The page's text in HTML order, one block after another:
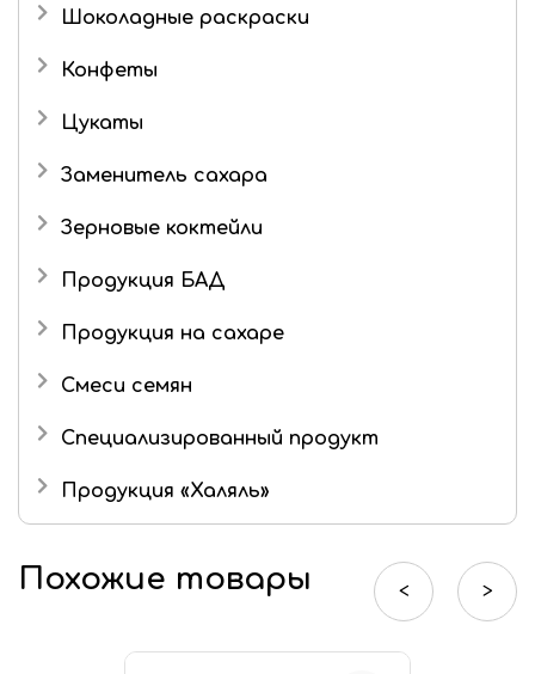
Шоколадные раскраски
Конфеты
Подарочные наборы
Цукаты
Имбирь в сахаре
Заменитель сахара
Зерновые коктейли
Продукция БАД
Продукция на сахаре
Драже
Шоколадные конфеты
Смеси семян
Специализированный продукт
Продукция «Халяль»
Шоколад «Халяль»
Финико-кунжутные конфеты «Халяль»
Похожие товары < >